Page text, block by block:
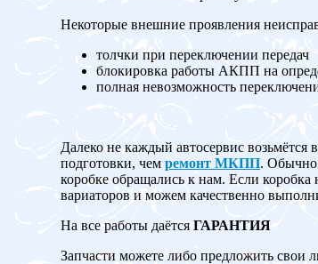
Некоторые внешние проявления
толчки при переключении передач
блокировка работы АКПП на
полная невозможность
Далеко не каждый автосервис
подготовки, чем ремонт МКПП. Обычно
коробке обращались к нам. Если
вариаторов и можем качественно
На все работы даётся ГАРАНТИЯ
Запчасти можете либо предложить свои